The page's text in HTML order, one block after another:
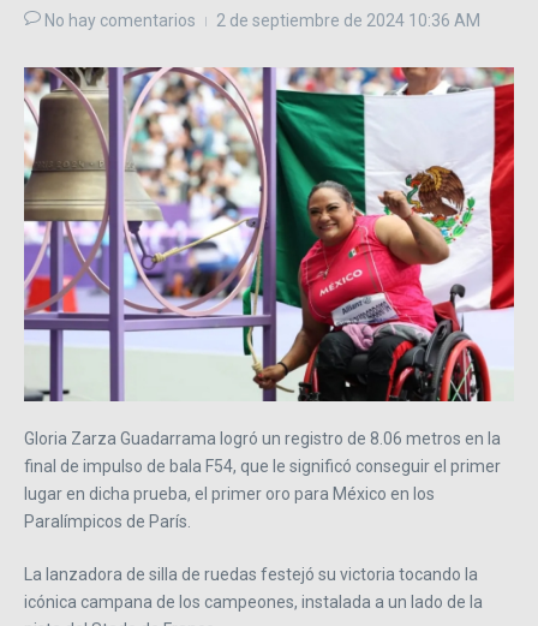
No hay comentarios 2 de septiembre de 2024 10:36 AM
Gloria Zarza Guadarrama logró un registro de 8.06 metros en la
final de impulso de bala F54, que le significó conseguir el primer
lugar en dicha prueba, el primer oro para México en los
Paralímpicos de París.
La lanzadora de silla de ruedas festejó su victoria tocando la
icónica campana de los campeones, instalada a un lado de la